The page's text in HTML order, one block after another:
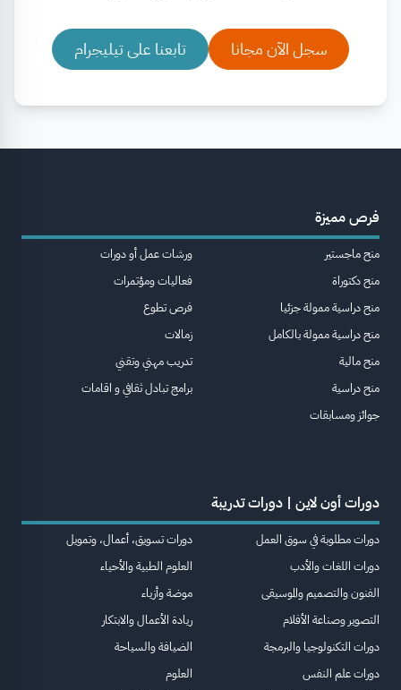
سجل الآن مجانا تابعنا على تيليجرام
فرص مميزة
منح ماجستير
منح دكتوراة
منح دراسية ممولة جزئيا
منح دراسية ممولة بالكامل
منح مالية
منح دراسية
جوائز ومسابقات
ورشات عمل أو دورات
فعاليات ومؤتمرات
فرص تطوع
زمالات
تدريب مهني وتقني
برامج تبادل ثقافي و اقامات
دورات أون لاين | دورات تدريبة
دورات مطلوبة في سوق العمل
دورات اللغات والأدب
الفنون والتصميم والموسيقى
التصوير وصناعة الأفلام
دورات التكنولوجيا والبرمجة
دورات علم النفس
دورات تسويق، أعمال، وتمويل
العلوم الطبية والأحياء
موضة وأزياء
ريادة الأعمال والابتكار
الضيافة والسياحة
العلوم